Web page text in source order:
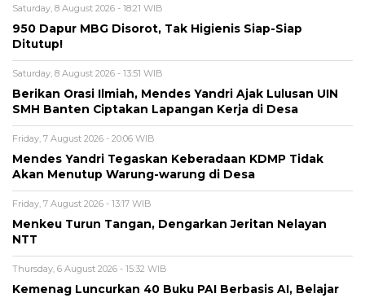
Saturday, 8 August 2026 - 18:21 WIB
950 Dapur MBG Disorot, Tak Higienis Siap-Siap
Ditutup!
Saturday, 8 August 2026 - 13:51 WIB
Berikan Orasi Ilmiah, Mendes Yandri Ajak Lulusan UIN
SMH Banten Ciptakan Lapangan Kerja di Desa
Friday, 7 August 2026 - 20:06 WIB
Mendes Yandri Tegaskan Keberadaan KDMP Tidak
Akan Menutup Warung-warung di Desa
Friday, 7 August 2026 - 13:17 WIB
Menkeu Turun Tangan, Dengarkan Jeritan Nelayan
NTT
Thursday, 6 August 2026 - 15:32 WIB
Kemenag Luncurkan 40 Buku PAI Berbasis AI, Belajar